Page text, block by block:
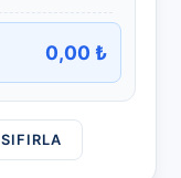
0,00 ₺
SIFIRLA